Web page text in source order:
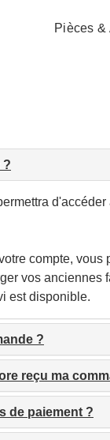
Pièces &
?
compte,
vos anciennes
est disponible.
?
reçu ma
de paiement ?